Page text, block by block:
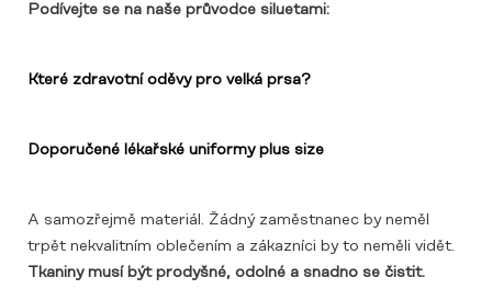
Podívejte se na naše průvodce siluetami:
Které zdravotní oděvy pro velká prsa?
Doporučené lékařské uniformy plus size
A samozřejmě materiál. Žádný zaměstnanec by neměl
trpět nekvalitním oblečením a zákazníci by to neměli vidět.
Tkaniny musí být prodyšné, odolné a snadno se čistit.